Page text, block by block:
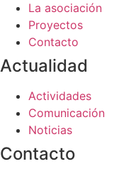
La asociación
Proyectos
Contacto
Actualidad
Actividades
Comunicación
Noticias
Contacto